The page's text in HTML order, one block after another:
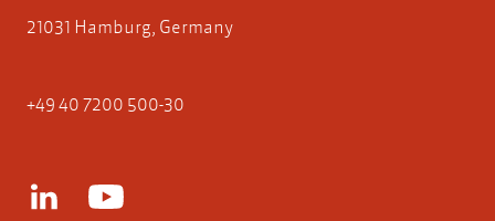
21031 Hamburg, Germany
+49 40 7200 500-30